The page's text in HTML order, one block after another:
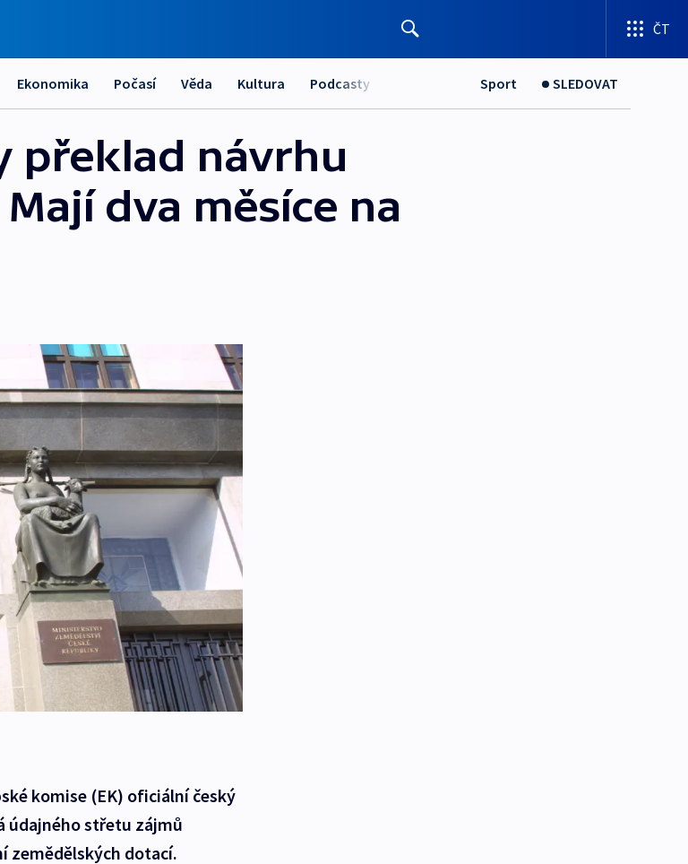
ČT
Ekonomika Počasí Věda Kultura Podcasty Sport SLEDOVAT
překlad návrhu
dva měsíce na
komise (EK) oficiální český
údajného střetu zájmů
zemědělských dotací.